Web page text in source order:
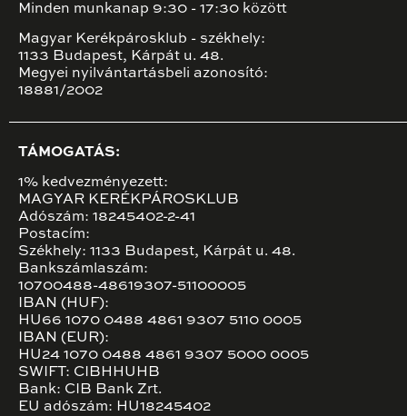
Minden munkanap 9:30 - 17:30 között
Magyar Kerékpárosklub - székhely:
1133 Budapest, Kárpát u. 48.
Megyei nyilvántartásbeli azonosító:
18881/2002
TÁMOGATÁS:
1% kedvezményezett:
MAGYAR KERÉKPÁROSKLUB
Adószám: 18245402-2-41
Postacím:
Székhely: 1133 Budapest, Kárpát u. 48.
Bankszámlaszám:
10700488-48619307-51100005
IBAN (HUF):
HU66 1070 0488 4861 9307 5110 0005
IBAN (EUR):
HU24 1070 0488 4861 9307 5000 0005
SWIFT: CIBHHUHB
Bank: CIB Bank Zrt.
EU adószám: HU18245402